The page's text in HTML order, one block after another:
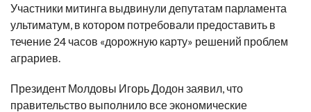
Участники митинга выдвинули депутатам парламента
ультиматум, в котором потребовали предоставить в
течение 24 часов «дорожную карту» решений проблем
аграриев.
Президент Молдовы Игорь Додон заявил, что
правительство выполнило все экономические